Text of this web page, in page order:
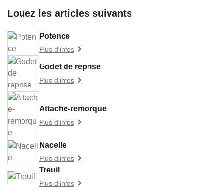
Louez les articles suivants
Potence
Plus d'infos
Godet de reprise
Plus d'infos
Attache-remorque
Plus d'infos
Nacelle
Plus d'infos
Treuil
Plus d'infos